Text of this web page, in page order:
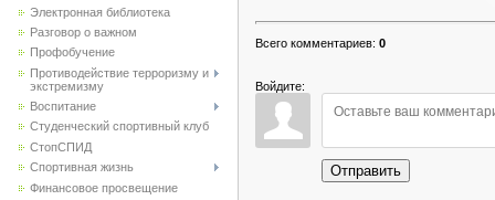
Электронная библиотека
Разговор о важном
Профобучение
Противодействие терроризму и
экстремизму
Воспитание
Студенческий спортивный клуб
CтопСПИД
Спортивная жизнь
Финансовое просвещение
Всего комментариев: 0
Войдите:
Отправить